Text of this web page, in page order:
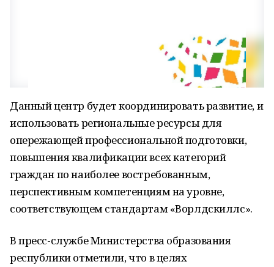
Данный центр будет координировать развитие, и
использовать региональные ресурсы для
опережающей профессиональной подготовки,
повышения квалификации всех категорий
граждан по наиболее востребованным,
перспективным компетенциям на уровне,
соответствующем стандартам «Ворлдскиллс».
В пресс-службе Министерства образования
республики отметили, что в целях